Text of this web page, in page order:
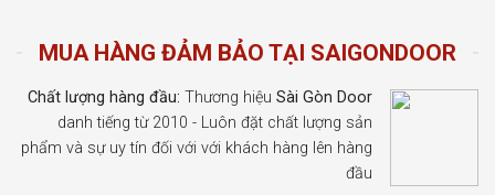
MUA HÀNG ĐẢM BẢO TẠI SAIGONDOOR
Chất lượng hàng đầu: Thương hiệu Sài Gòn Door
danh tiếng từ 2010 - Luôn đặt chất lượng sản
phẩm và sự uy tín đối với với khách hàng lên hàng
đầu